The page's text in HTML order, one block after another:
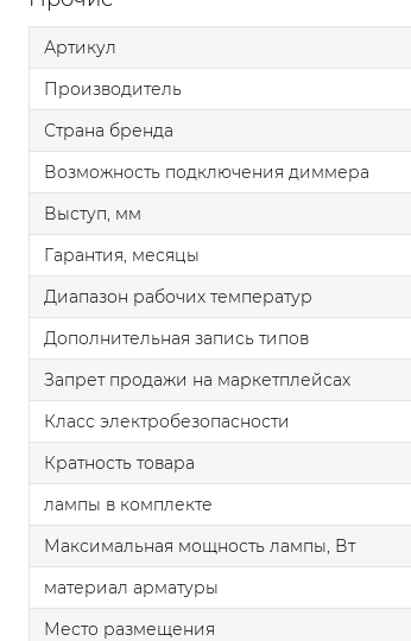
Артикул
Производитель
Страна бренда
Возможность подключения диммера
Выступ, мм
Гарантия, месяцы
Диапазон рабочих температур
Дополнительная запись типов
Запрет продажи на маркетплейсах
Класс электробезопасности
Кратность товара
лампы в комплекте
Максимальная мощность лампы, Вт
материал арматуры
Место размещения